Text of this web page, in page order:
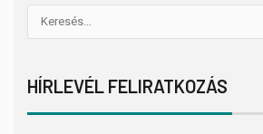
HÍRLEVÉL FELIRATKOZÁS